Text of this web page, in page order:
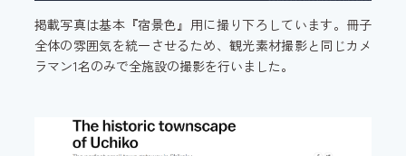
掲載写真は基本『宿景色』用に撮り下ろしています。冊子
全体の雰囲気を統一させるため、観光素材撮影と同じカメ
ラマン1名のみで全施設の撮影を行いました。